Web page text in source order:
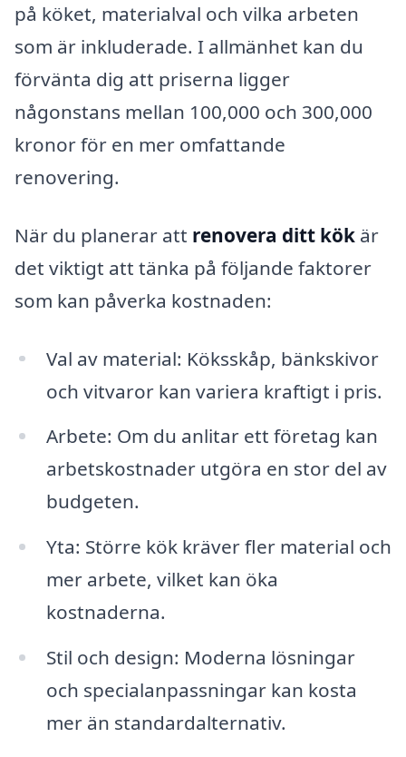
på köket, materialval och vilka arbeten
som är inkluderade. I allmänhet kan du
förvänta dig att priserna ligger
någonstans mellan 100,000 och 300,000
kronor för en mer omfattande
renovering.
När du planerar att renovera ditt kök är
det viktigt att tänka på följande faktorer
som kan påverka kostnaden:
Val av material: Köksskåp, bänkskivor
och vitvaror kan variera kraftigt i pris.
Arbete: Om du anlitar ett företag kan
arbetskostnader utgöra en stor del av
budgeten.
Yta: Större kök kräver fler material och
mer arbete, vilket kan öka
kostnaderna.
Stil och design: Moderna lösningar
och specialanpassningar kan kosta
mer än standardalternativ.